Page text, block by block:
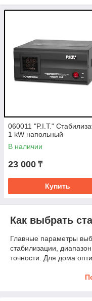
стабилизаторы,
оплачивает покупатель.
Основные
Релейные
универсальность и
Сервоприводные
повышенная
Однофазные
объектов и мощного
Стабилизаторы
электроинструмента,
холодильников,
060011 "P.I.T."
1 kW напольный
В наличии
23 000 ₸
Купить
Как выбрать
Главные параметры
стабилизации,
точности. Для дома
оборудования — 5–20